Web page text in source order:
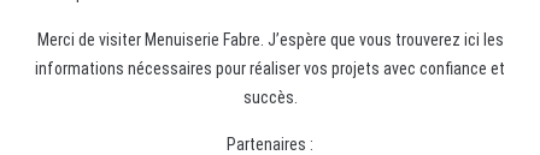
Merci de visiter Menuiserie Fabre. J’espère que vous trouverez ici les
informations nécessaires pour réaliser vos projets avec confiance et
succès.
Partenaires :